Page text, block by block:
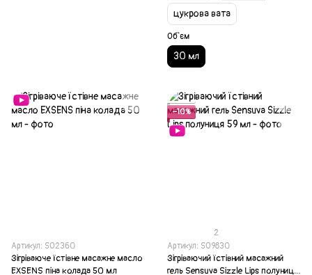
цукрова вата
Об`єм
30 мл
Артикул: SO2360
Зігріваюче їстівне масажне масло
EXSENS піна колада 50 мл
Акція
−10%
2
Артикул: SO9830
Зігріваючий їстівний масажний
гель Sensuva Sizzle Lips полуниця